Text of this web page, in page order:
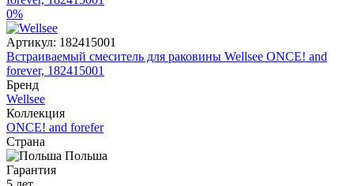
0%
Артикул: 182415001
Встраиваемый смеситель для раковины Wellsee ONCE! and
forever, 182415001
Бренд
Wellsee
Коллекция
ONCE! and forefer
Страна
Польша
Гарантия